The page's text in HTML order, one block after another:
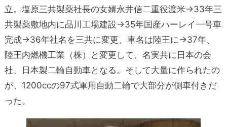
立。塩原三共製薬社長の女婿永井信二重役渡米→33年三
共製薬敷地内に品川工場建設→35年国産ハーレイ一号車
完成→36年社名を三共に変更、車名は陸王に→37年、
陸王内燃機工業（株）と変更して、名実共に日本の会
社、日本製二輪自動車となる。そして大量に作られたの
が、1200ccの97式軍用自動二輪で大部分が側車付きだ
った。